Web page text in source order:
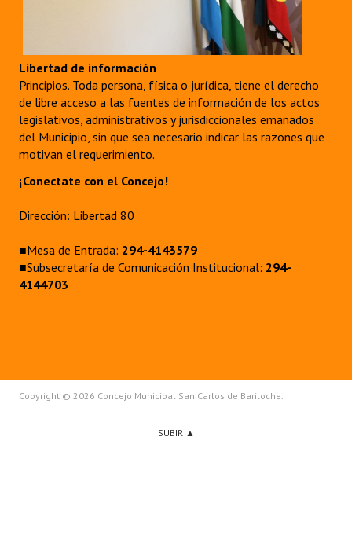
Libertad de información
Principios. Toda persona, física o jurídica, tiene el derecho
de libre acceso a las fuentes de información de los actos
legislativos, administrativos y jurisdiccionales emanados
del Municipio, sin que sea necesario indicar las razones que
motivan el requerimiento.
¡Conectate con el Concejo!
Dirección: Libertad 80
■Mesa de Entrada: 294-4143579
■Subsecretaría de Comunicación Institucional: 294-
4144703
Copyright © 2026 Concejo Municipal San Carlos de Bariloche.
SUBIR ▲